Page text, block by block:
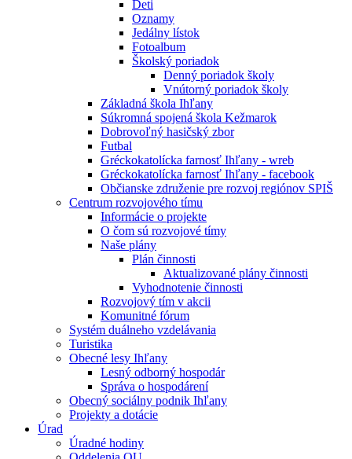
Deti
Oznamy
Jedálny lístok
Fotoalbum
Školský poriadok
Denný poriadok školy
Vnútorný poriadok školy
Základná škola Ihľany
Súkromná spojená škola Kežmarok
Dobrovoľný hasičský zbor
Futbal
Gréckokatolícka farnosť Ihľany - wreb
Gréckokatolícka farnosť Ihľany - facebook
Občianske združenie pre rozvoj regiónov SPIŠ
Centrum rozvojového tímu
Informácie o projekte
O čom sú rozvojové tímy
Naše plány
Plán činnosti
Aktualizované plány činnosti
Vyhodnotenie činnosti
Rozvojový tím v akcii
Komunitné fórum
Systém duálneho vzdelávania
Turistika
Obecné lesy Ihľany
Lesný odborný hospodár
Správa o hospodárení
Obecný sociálny podnik Ihľany
Projekty a dotácie
Úrad
Úradné hodiny